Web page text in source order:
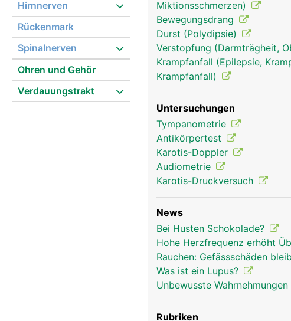
Hirnnerven
Rückenmark
Spinalnerven
Ohren und Gehör
Verdauungstrakt
(Neurotransmitter) an den
Synapsen.
nervensystem frau
Miktionsschmerzen)
Bewegungsdrang
Durst (Polydipsie)
Verstopfung (Darmträgheit,
Krampfanfall (Epilepsie,
Krampfanfall)
Untersuchungen
Tympanometrie
Antikörpertest
Karotis-Doppler
Audiometrie
Karotis-Druckversuch
News
Bei Husten Schokolade?
Hohe Herzfrequenz erhöht
Rauchen: Gefässschäden
Was ist ein Lupus?
Unbewusste
Rubriken